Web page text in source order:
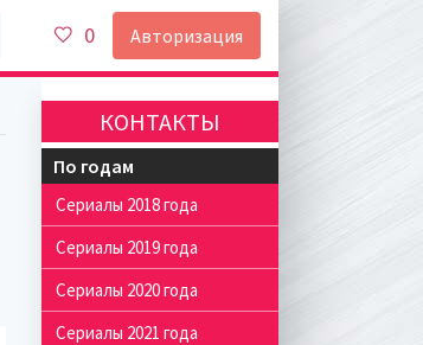
0 Авторизация
КОНТАКТЫ
По годам
Сериалы 2018 года
Сериалы 2019 года
Сериалы 2020 года
Сериалы 2021 года